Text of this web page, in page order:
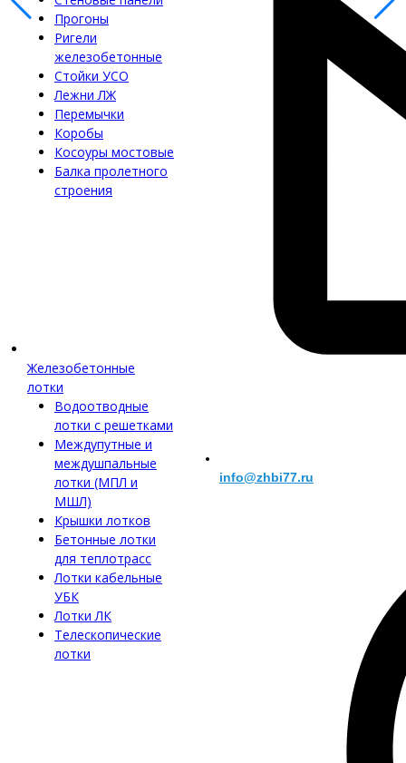
Прогоны
Ригели
железобетонные
Стойки УСО
Лежни ЛЖ
Перемычки
Коробы
Косоуры мостовые
Балка пролетного
строения
Железобетонные
лотки
Водоотводные
лотки с решетками
Междупутные и
междушпальные
лотки (МПЛ и
МШЛ)
Крышки лотков
Бетонные лотки
для теплотрасс
Лотки кабельные
УБК
Лотки ЛК
Телескопические
лотки
info@zhbi77.ru